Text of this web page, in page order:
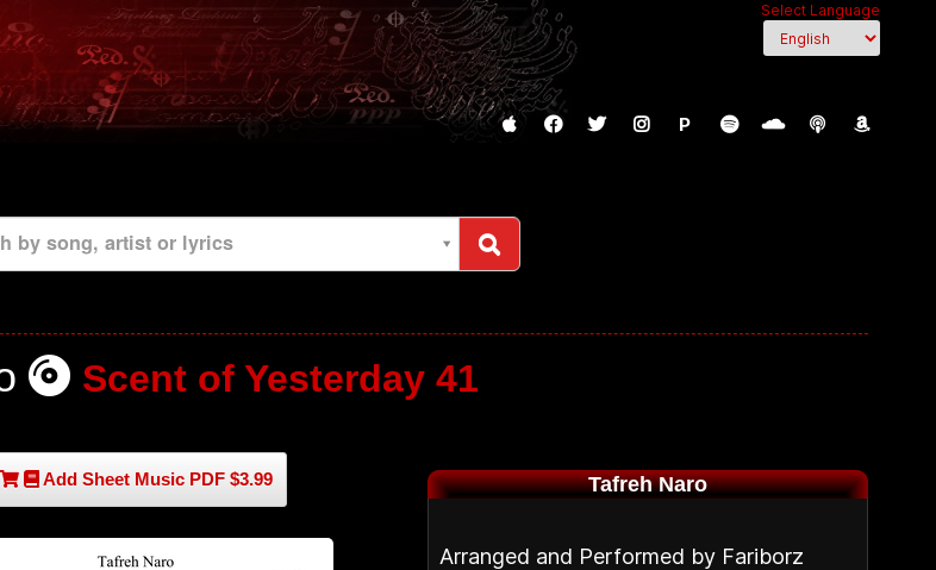
Select Language
P
by song, artist or lyrics
Scent of Yesterday 41
Add Sheet Music PDF $3.99 Tafreh Naro
Arranged and Performed by Fariborz